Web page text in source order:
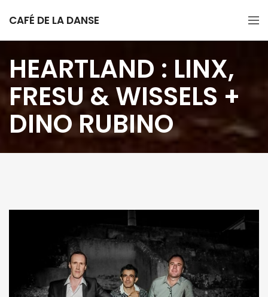
CAFÉ DE LA DANSE
HEARTLAND : LINX,
FRESU & WISSELS +
DINO RUBINO